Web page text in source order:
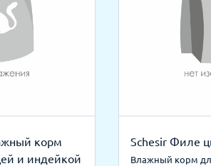
корм
и индейкой
Schesir Филе
Влажный корм